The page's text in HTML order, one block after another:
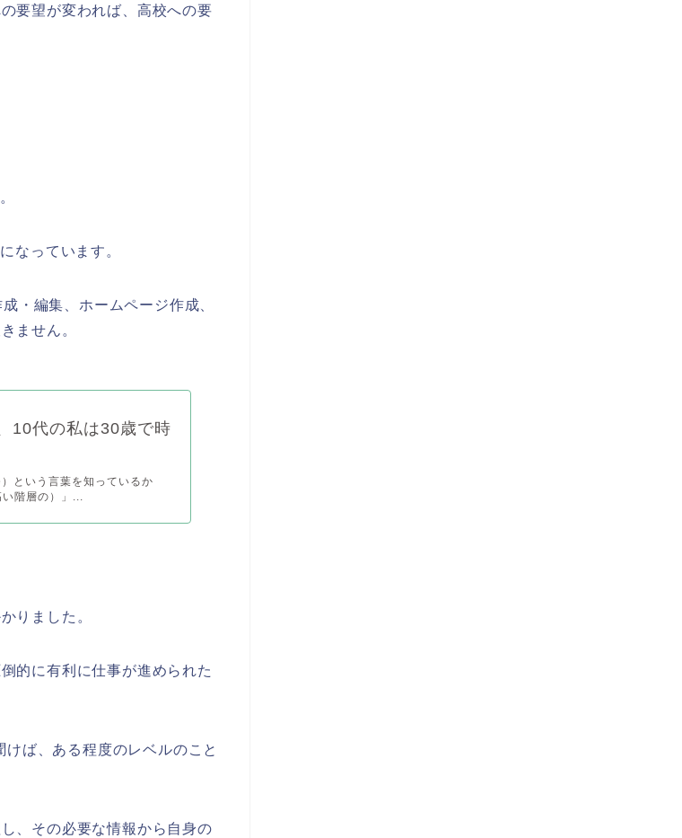
要望が変われば、高校への要
なっています。
・編集、ホームページ作成、
ません。
10代の私は30歳で時
という言葉を知っているか
階層の）」...
りました。
的に有利に仕事が進められた
ば、ある程度のレベルのこと
、その必要な情報から自身の